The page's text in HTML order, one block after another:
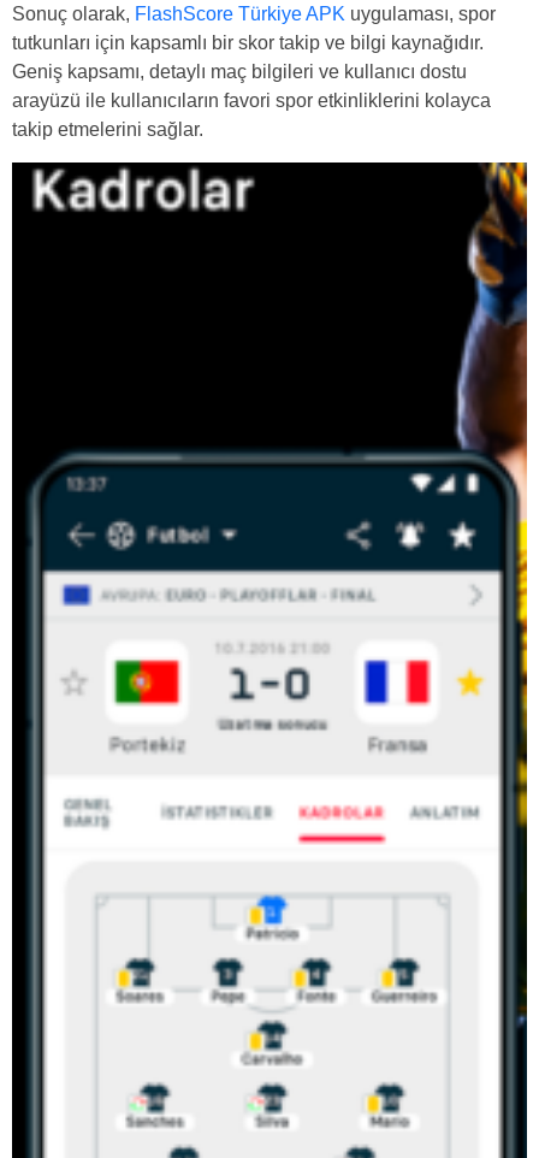
Sonuç olarak, FlashScore Türkiye APK uygulaması, spor
tutkunları için kapsamlı bir skor takip ve bilgi kaynağıdır.
Geniş kapsamı, detaylı maç bilgileri ve kullanıcı dostu
arayüzü ile kullanıcıların favori spor etkinliklerini kolayca
takip etmelerini sağlar.